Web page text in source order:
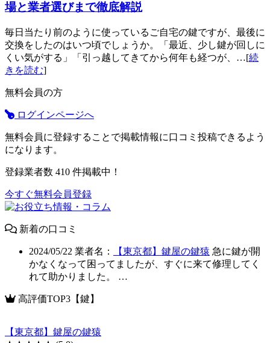
場と業者選びまで徹底解説
毎日当たり前のように使っているご自宅の鍵ですが、最後に
交換をしたのはいつ頃でしょうか。「最近、少し鍵が回しに
くい気がする」「引っ越してきてから何年も経つが、…[続
きを読む]
無料会員の方
ログインページへ
無料会員に登録することで掲載情報に口コミ投稿できるよう
になります。
登録業者数 410 件掲載中！
今すぐ無料会員登録
新着の口コミ
2024/05/22 業者名： 【東京都】鍵屋の鍵猿 急に鍵が開
かなくなって困ってましたが、すぐに来て修理してく
れて助かりました。 …
高評価TOP3【鍵】
【東京都】鍵屋の鍵猿